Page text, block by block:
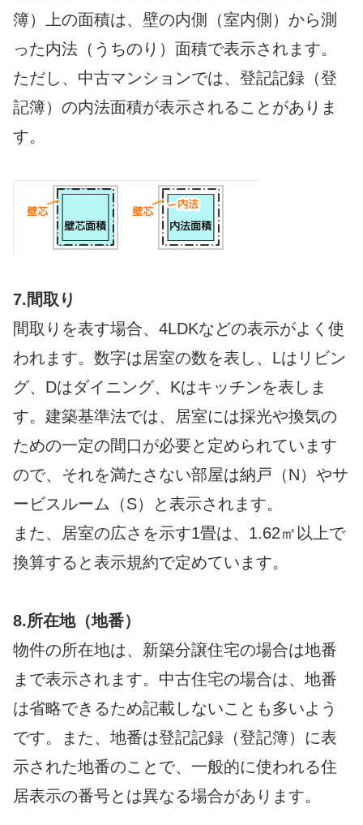
簿）上の面積は、壁の内側（室内側）から測
った内法（うちのり）面積で表示されます。
ただし、中古マンションでは、登記記録（登
記簿）の内法面積が表示されることがありま
す。
7.間取り
間取りを表す場合、4LDKなどの表示がよく使
われます。数字は居室の数を表し、Lはリビン
グ、Dはダイニング、Kはキッチンを表しま
す。建築基準法では、居室には採光や換気の
ための一定の間口が必要と定められています
ので、それを満たさない部屋は納戸（N）やサ
ービスルーム（S）と表示されます。
また、居室の広さを示す1畳は、1.62㎡以上で
換算すると表示規約で定めています。
8.所在地（地番）
物件の所在地は、新築分譲住宅の場合は地番
まで表示されます。中古住宅の場合は、地番
は省略できるため記載しないことも多いよう
です。また、地番は登記記録（登記簿）に表
示された地番のことで、一般的に使われる住
居表示の番号とは異なる場合があります。